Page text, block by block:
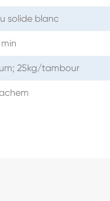
solide blanc
min
25kg/tambour